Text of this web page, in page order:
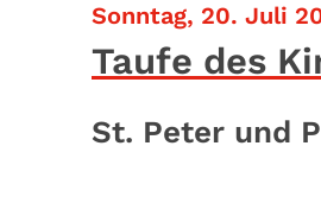
Sonntag, 20. Juli
Taufe des
St. Peter und